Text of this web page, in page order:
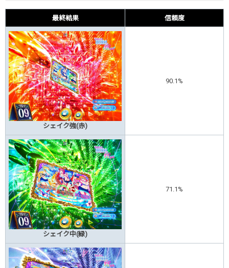
最終結果 信頼度
シェイク強(赤)
90.1%
シェイク中(緑)
71.1%